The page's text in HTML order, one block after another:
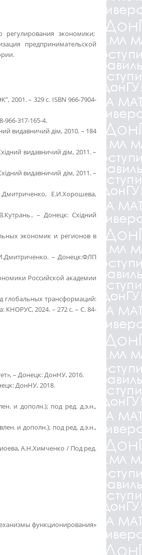
регулирования экономики;
предпринимательской
2001. – 329 с. ISBN 966-7904-
317-165-4.
видавничий дім, 2010. – 184
видавничий дім, 2011. –
видавничий дім, 2011. –
Е.И.Хорошева,
– Донецк: Східний
экономик и регионов в
– Донецк:ФЛП
Российской академии
глобальных трансформаций:
2024. – 272 с. – С. 84-
– Донецк: ДонНУ, 2016.
ДонНУ, 2018.
и дополн.); под ред. д.э.н.,
и дополн.); под ред. д.э.н.,
А.Н.Химченко / Под ред.
функционирования»